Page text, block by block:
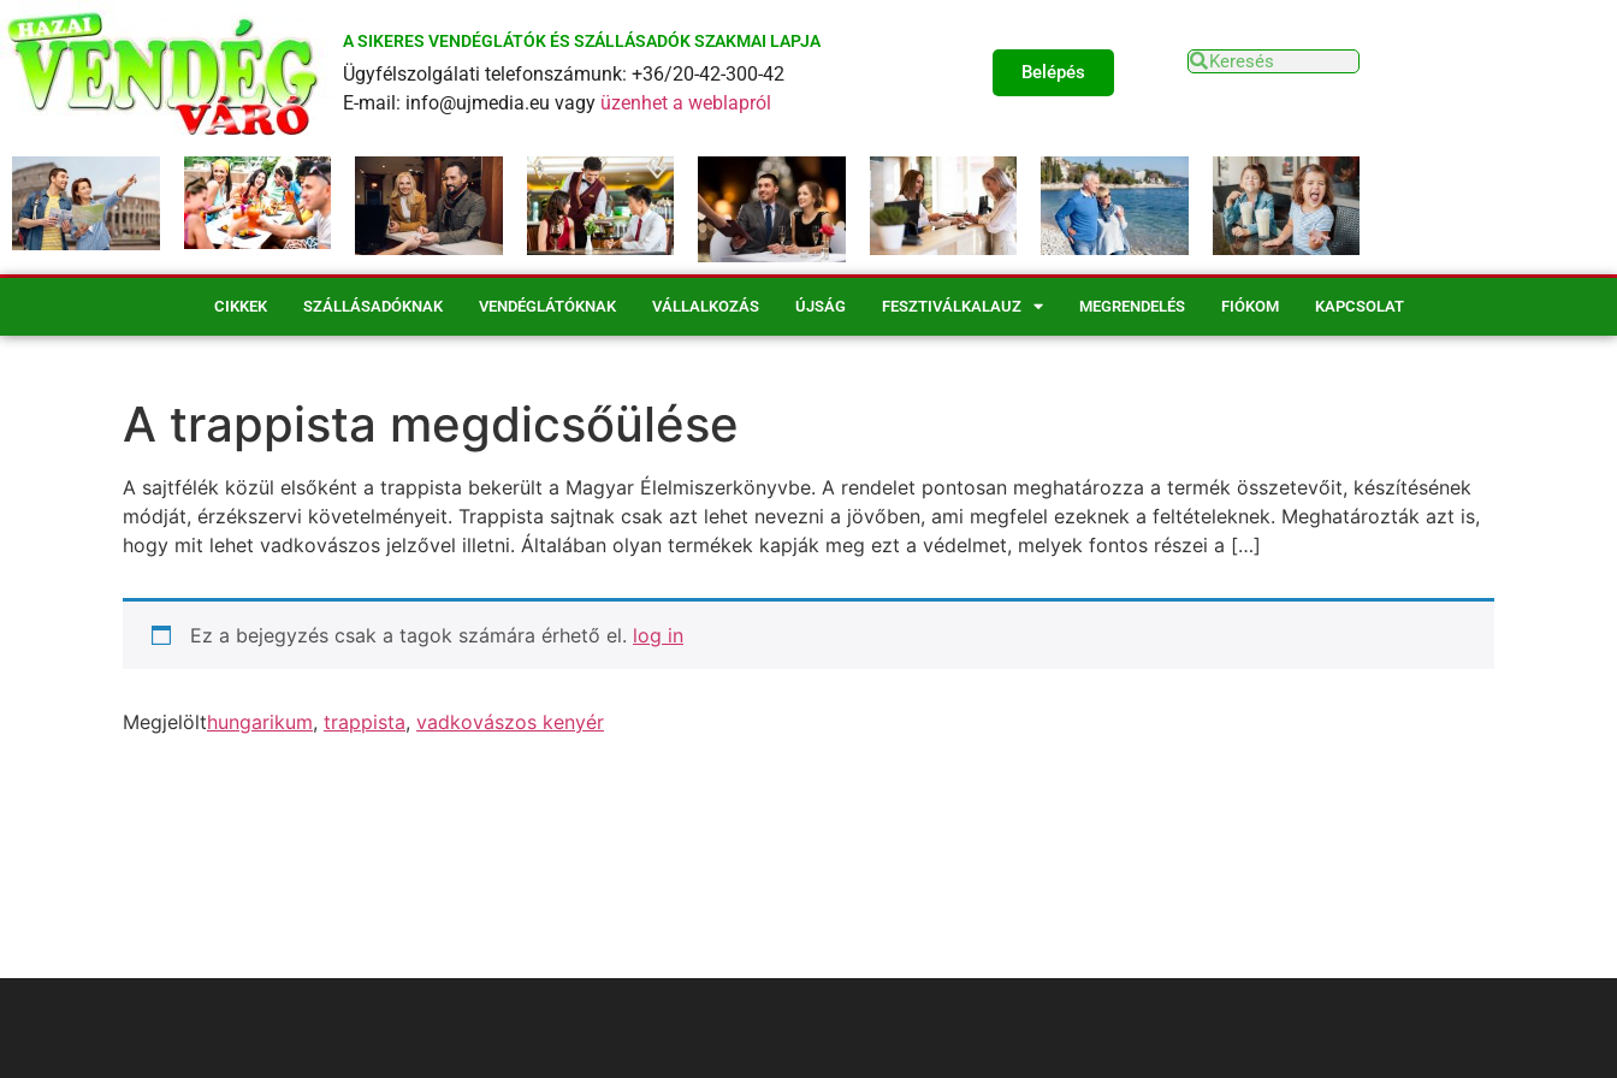
A SIKERES VENDÉGLÁTÓK ÉS SZÁLLÁSADÓK SZAKMAI LAPJA
Ügyfélszolgálati telefonszámunk: +36/20-42-300-42
E-mail: info@ujmedia.eu vagy üzenhet a weblapról
Belépés
CIKKEK SZÁLLÁSADÓKNAK VENDÉGLÁTÓKNAK VÁLLALKOZÁS ÚJSÁG FESZTIVÁLKALAUZ MEGRENDELÉS FIÓKOM KAPCSOLAT
A trappista megdicsőülése
A sajtfélék közül elsőként a trappista bekerült a Magyar Élelmiszerkönyvbe. A rendelet pontosan meghatározza a termék összetevőit, készítésének
módját, érzékszervi követelményeit. Trappista sajtnak csak azt lehet nevezni a jövőben, ami megfelel ezeknek a feltételeknek. Meghatározták azt is,
hogy mit lehet vadkovászos jelzővel illetni. Általában olyan termékek kapják meg ezt a védelmet, melyek fontos részei a […]
Ez a bejegyzés csak a tagok számára érhető el. log in
Megjelölthungarikum, trappista, vadkovászos kenyér